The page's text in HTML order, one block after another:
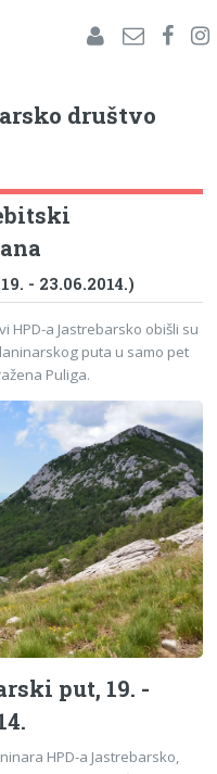
društvo
- 23.06.2014.)
HPD-a Jastrebarsko obišli su
puta u samo pet
Puliga.
put, 19. -
HPD-a Jastrebarsko,